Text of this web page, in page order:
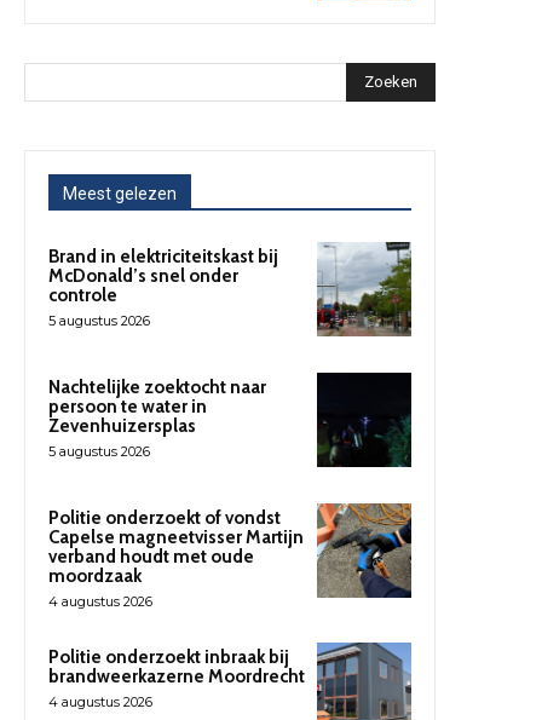
Zoeken
Meest gelezen
Brand in elektriciteitskast bij
McDonald’s snel onder
controle
5 augustus 2026
Nachtelijke zoektocht naar
persoon te water in
Zevenhuizersplas
5 augustus 2026
Politie onderzoekt of vondst
Capelse magneetvisser Martijn
verband houdt met oude
moordzaak
4 augustus 2026
Politie onderzoekt inbraak bij
brandweerkazerne Moordrecht
4 augustus 2026